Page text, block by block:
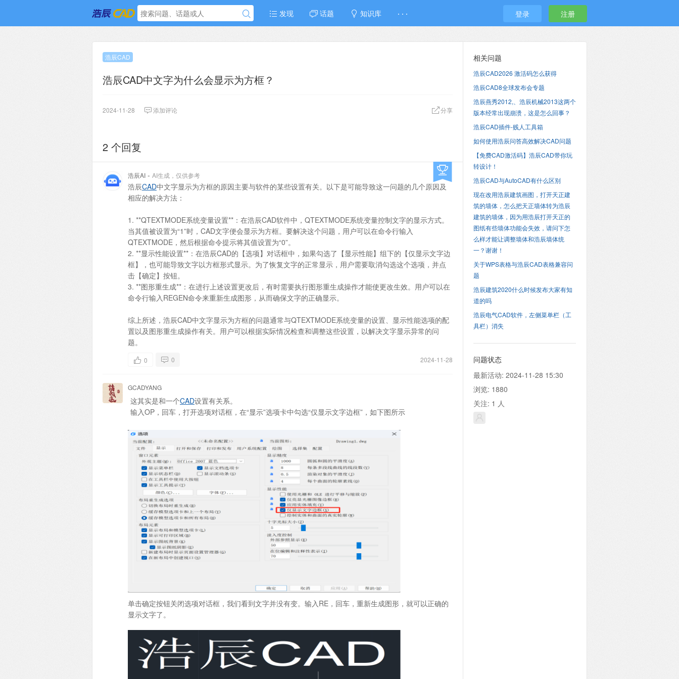
发现 话题 知识库 · · · 登录 注册
浩辰CAD
浩辰CAD中文字为什么会显示为方框？
2024-11-28 添加评论 分享
2 个回复
浩辰AI - AI生成，仅供参考
浩辰CAD中文字显示为方框的原因主要与软件的某些设置有关。以下是可能导致这一问题的几个原因及
相应的解决方法：
1. **QTEXTMODE系统变量设置**：在浩辰CAD软件中，QTEXTMODE系统变量控制文字的显示方式。
当其值被设置为“1”时，CAD文字便会显示为方框。要解决这个问题，用户可以在命令行输入
QTEXTMODE，然后根据命令提示将其值设置为“0”。
2. **显示性能设置**：在浩辰CAD的【选项】对话框中，如果勾选了【显示性能】组下的【仅显示文字边
框】，也可能导致文字以方框形式显示。为了恢复文字的正常显示，用户需要取消勾选这个选项，并点
击【确定】按钮。
3. **图形重生成**：在进行上述设置更改后，有时需要执行图形重生成操作才能使更改生效。用户可以在
命令行输入REGEN命令来重新生成图形，从而确保文字的正确显示。
综上所述，浩辰CAD中文字显示为方框的问题通常与QTEXTMODE系统变量的设置、显示性能选项的配
置以及图形重生成操作有关。用户可以根据实际情况检查和调整这些设置，以解决文字显示异常的问
题。
2024-11-28
0 0
GCADYANG
这其实是和一个CAD设置有关系。
输入OP，回车，打开选项对话框，在“显示”选项卡中勾选“仅显示文字边框”，如下图所示
单击确定按钮关闭选项对话框，我们看到文字并没有变。输入RE，回车，重新生成图形，就可以正确的
显示文字了。
相关问题
浩辰CAD2026 激活码怎么获得
浩辰CAD8全球发布会专题
浩辰燕秀2012,、浩辰机械2013这两个
版本经常出现崩溃，这是怎么回事？
浩辰CAD插件-贱人工具箱
如何使用浩辰问答高效解决CAD问题
【免费CAD激活码】浩辰CAD带你玩
转设计！
浩辰CAD与AutoCAD有什么区别
现在改用浩辰建筑画图，打开天正建
筑的墙体，怎么把天正墙体转为浩辰
建筑的墙体，因为用浩辰打开天正的
图纸有些墙体功能会失效，请问下怎
么样才能让调整墙体和浩辰墙体统
一？谢谢！
关于WPS表格与浩辰CAD表格兼容问
题
浩辰建筑2020什么时候发布大家有知
道的吗
浩辰电气CAD软件，左侧菜单栏（工
具栏）消失
问题状态
最新活动: 2024-11-28 15:30
浏览: 1880
关注: 1 人